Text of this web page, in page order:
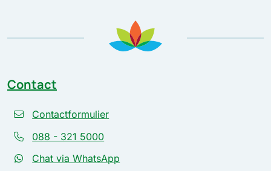
Contact
Contactformulier
088 - 321 5000
Chat via WhatsApp